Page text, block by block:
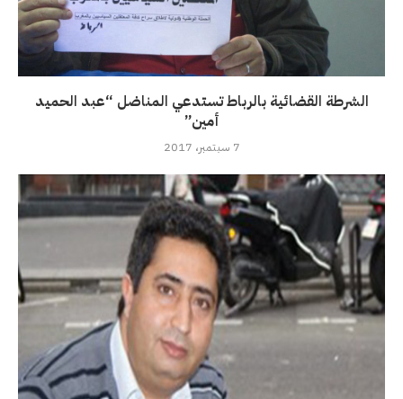
الشرطة القضائية بالرباط تستدعي المناضل “عبد الحميد
أمين”
7 سبتمبر، 2017